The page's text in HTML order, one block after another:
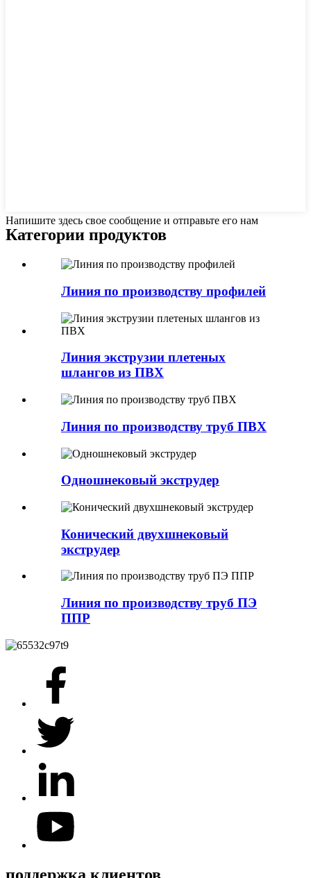
Напишите здесь свое сообщение и отправьте его нам
Категории продуктов
Линия по производству профилей
Линия экструзии плетеных
шлангов из ПВХ
Линия по производству труб ПВХ
Одношнековый экструдер
Конический двухшнековый
экструдер
Линия по производству труб ПЭ
ППР